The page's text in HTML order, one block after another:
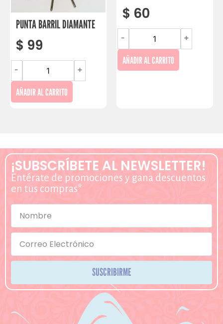
PUNTA BARRIL DIAMANTE
$ 99
- +
AÑADIR AL CARRITO
$ 60
- +
AÑADIR AL CARRITO
¡SUBSCRÍBETE AL NEWSLETTER!
Entérate de promociones y gana descuentos
en tus compras*
SUSCRIBIRME